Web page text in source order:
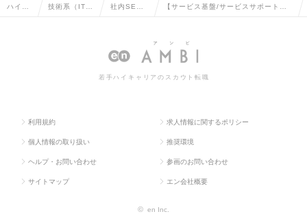
ハイク 技術系（IT・ 社内SE・
理の転職
【サービス基盤/サービスサポート】
～Mgr候補）の求人情報
若手ハイキャリアのスカウト転職
利用規約 求人情報に関するポリシー
個人情報の取り扱い 推奨環境
ヘルプ・お問い合わせ 参画のお問い合わせ
サイトマップ エン会社概要
© en Inc.